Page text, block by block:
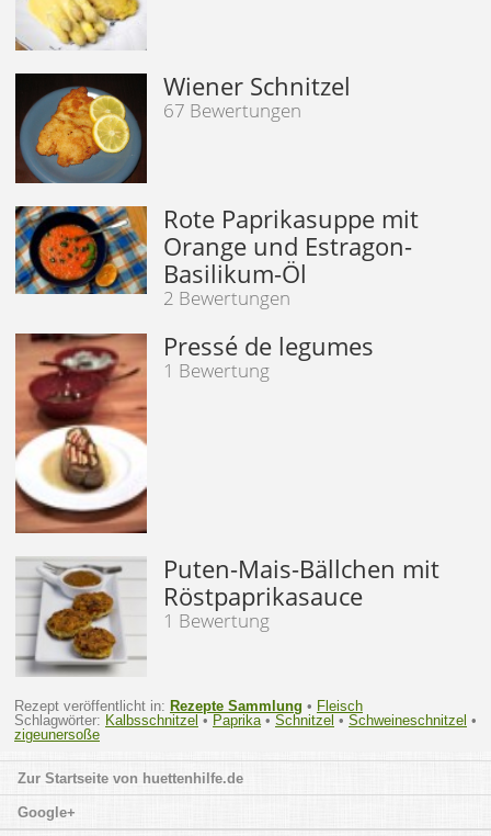
Wiener Schnitzel
67 Bewertungen
Rote Paprikasuppe mit
Orange und Estragon-
Basilikum-Öl
2 Bewertungen
Pressé de legumes
1 Bewertung
Puten-Mais-Bällchen mit
Röstpaprikasauce
1 Bewertung
Rezept veröffentlicht in: Rezepte Sammlung • Fleisch
Schlagwörter: Kalbsschnitzel • Paprika• Schnitzel • Schweineschnitzel •
zigeunersoße
huettenhilfe.de
Google+